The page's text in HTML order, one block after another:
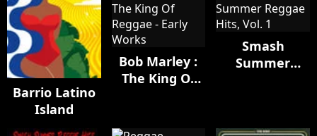
Barrio Latino
Island
Bob Marley :
The King Of
Smash
Summer